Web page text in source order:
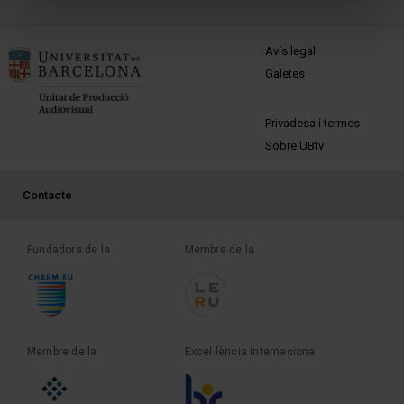
MENÚ PEU 1
Avís legal
Galetes
PEU 2
Privadesa i termes
Sobre UBtv
PEU 3
Contacte
Fundadora de la Membre de la
Membre de la Excel·lència internacional